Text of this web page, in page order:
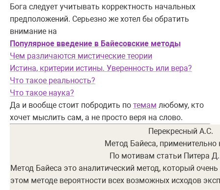
Бога следует учитывать корректность начальных
предположений. Серьезно же хотел бы обратить
внимание на
Популярное введение в Байесовские методы
Чем различаются мистические теории
Истина, критерии истины. Уверенность или вера?
Что такое реальность?
Что такое наука?
Да и вообще стоит побродить по темам любому, кто
хочет мыслить сам, а не просто веря на слово.
Перекресный А.С.
Метод Байеса, применительно
По мотивам статьи Питера
Метод Байеса это аналитический метод, который очень
этом методе вероятности всех возможных исходов